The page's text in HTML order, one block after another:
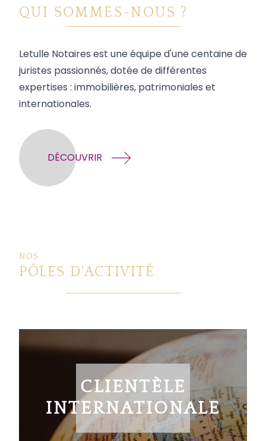
QUI SOMMES-NOUS ?
Letulle Notaires est une équipe d'une centaine de
juristes passionnés, dotée de différentes
expertises : immobilières, patrimoniales et
internationales.
DÉCOUVRIR
NOS
PÔLES D'ACTIVITÉ
CLIENTÈLE
INTERNATIONALE